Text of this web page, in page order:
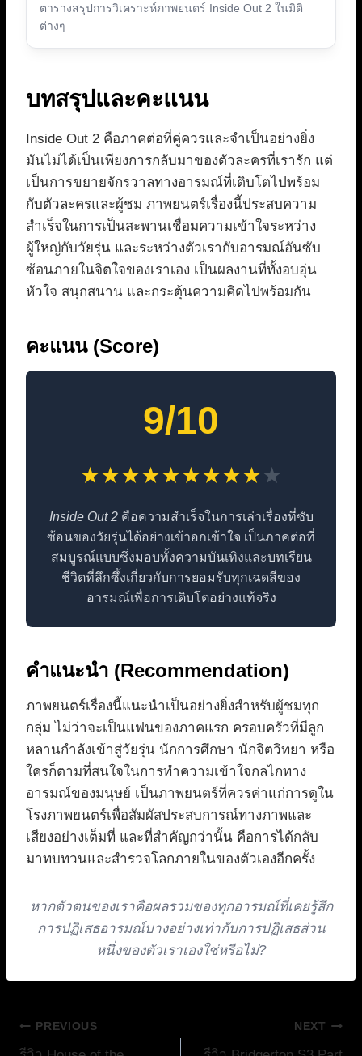
ตารางสรุปการวิเคราะห์ภาพยนตร์ Inside Out 2 ในมิติ
ต่างๆ
บทสรุปและคะแนน
Inside Out 2 คือภาคต่อที่คู่ควรและจำเป็นอย่างยิ่ง
มันไม่ได้เป็นเพียงการกลับมาของตัวละครที่เรารัก แต่
เป็นการขยายจักรวาลทางอารมณ์ที่เติบโตไปพร้อม
กับตัวละครและผู้ชม ภาพยนตร์เรื่องนี้ประสบความ
สำเร็จในการเป็นสะพานเชื่อมความเข้าใจระหว่าง
ผู้ใหญ่กับวัยรุ่น และระหว่างตัวเรากับอารมณ์อันซับ
ซ้อนภายในจิตใจของเราเอง เป็นผลงานที่ทั้งอบอุ่น
หัวใจ สนุกสนาน และกระตุ้นความคิดไปพร้อมกัน
คะแนน (Score)
9/10
★★★★★★★★★★
Inside Out 2คือความสำเร็จในการเล่าเรื่องที่ซับ
ซ้อนของวัยรุ่นได้อย่างเข้าอกเข้าใจ เป็นภาคต่อที่
สมบูรณ์แบบซึ่งมอบทั้งความบันเทิงและบทเรียน
ชีวิตที่ลึกซึ้งเกี่ยวกับการยอมรับทุกเฉดสีของ
อารมณ์เพื่อการเติบโตอย่างแท้จริง
คำแนะนำ (Recommendation)
ภาพยนตร์เรื่องนี้แนะนำเป็นอย่างยิ่งสำหรับผู้ชมทุก
กลุ่ม ไม่ว่าจะเป็นแฟนของภาคแรก ครอบครัวที่มีลูก
หลานกำลังเข้าสู่วัยรุ่น นักการศึกษา นักจิตวิทยา หรือ
ใครก็ตามที่สนใจในการทำความเข้าใจกลไกทาง
อารมณ์ของมนุษย์ เป็นภาพยนตร์ที่ควรค่าแก่การดูใน
โรงภาพยนตร์เพื่อสัมผัสประสบการณ์ทางภาพและ
เสียงอย่างเต็มที่ และที่สำคัญกว่านั้น คือการได้กลับ
มาทบทวนและสำรวจโลกภายในของตัวเองอีกครั้ง
หากตัวตนของเราคือผลรวมของทุกอารมณ์ที่เคยรู้สึก
การปฏิเสธอารมณ์บางอย่างเท่ากับการปฏิเสธส่วน
หนึ่งของตัวเราเองใช่หรือไม่?
แนะแนว
PREVIOUS NEXT